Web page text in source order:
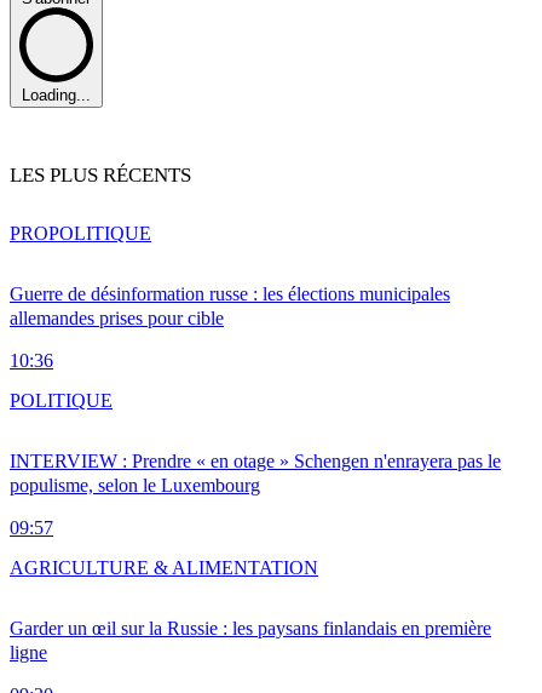
Loading...
LES PLUS RÉCENTS
Guerre de désinformation russe : les élections municipales
allemandes prises pour cible
10:36
PROPOLITIQUE
INTERVIEW : Prendre « en otage » Schengen n'enrayera pas le
populisme, selon le Luxembourg
09:57
POLITIQUE
Garder un œil sur la Russie : les paysans finlandais en première
ligne
AGRICULTURE & ALIMENTATION